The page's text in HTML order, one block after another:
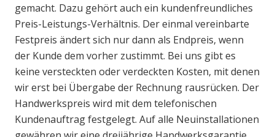
gemacht. Dazu gehört auch ein kundenfreundliches
Preis-Leistungs-Verhältnis. Der einmal vereinbarte
Festpreis ändert sich nur dann als Endpreis, wenn
der Kunde dem vorher zustimmt. Bei uns gibt es
keine versteckten oder verdeckten Kosten, mit denen
wir erst bei Übergabe der Rechnung rausrücken. Der
Handwerkspreis wird mit dem telefonischen
Kundenauftrag festgelegt. Auf alle Neuinstallationen